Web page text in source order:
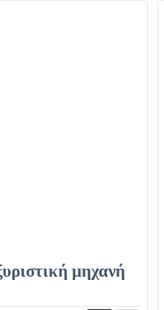
μηχανή